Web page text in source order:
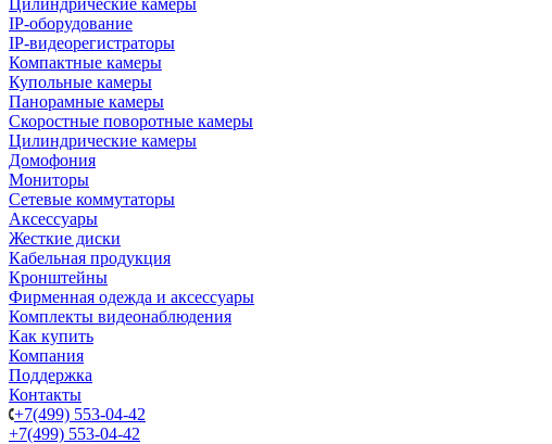
Цилиндрические камеры
IP-оборудование
IP-видеорегистраторы
Компактные камеры
Купольные камеры
Панорамные камеры
Скоростные поворотные камеры
Цилиндрические камеры
Домофония
Мониторы
Сетевые коммутаторы
Аксессуары
Жесткие диски
Кабельная продукция
Кронштейны
Фирменная одежда и аксессуары
Комплекты видеонаблюдения
Как купить
Компания
Поддержка
Контакты
+7(499) 553-04-42
+7(499) 553-04-42